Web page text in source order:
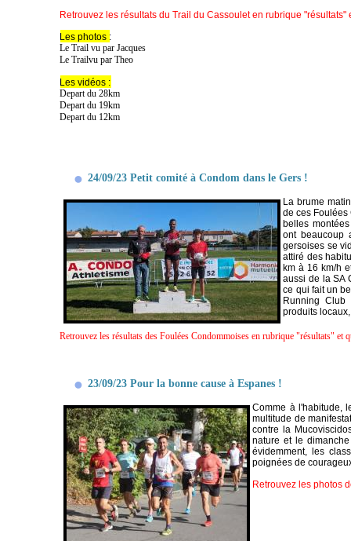
Retrouvez les résultats du Trail du Cassoulet en rubrique
Les photos :
Le Trail vu par Jacques
Le Trailvu par Theo
Les vidéos :
Depart du 28km
Depart du 19km
Depart du 12km
24/09/23 Petit comité à Condom dans le Gers !
La brume
de ces
belles
ont beaucoup
gersoises se
attiré des
km à 16 km/h
aussi de la SA
ce qui fait un
Running Club
produits
Retrouvez les résultats des Foulées Condommoises en rubrique "résultats" et
23/09/23 Pour la bonne cause à Espanes !
Comme à l'habitude,
multitude de
contre la
nature et le
évidemment, les
poignées de
Retrouvez les photos